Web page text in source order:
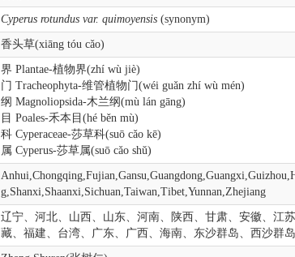
Cyperus rotundus var. quimoyensis (synonym)
香头草(xiāng tóu cǎo)
界 Plantae-植物界(zhí wù jiè)
门 Tracheophyta-维管植物门(wéi guǎn zhí wù mén)
纲 Magnoliopsida-木兰纲(mù lán gāng)
目 Poales-禾本目(hé běn mù)
科 Cyperaceae-莎草科(suō cǎo kē)
属 Cyperus-莎草属(suō cǎo shǔ)
g,Shanxi,Shaanxi,Sichuan,Taiwan,Tibet,Yunnan,Zhejiang
辽宁、河北、山西、山东、河南、陕西、甘肃、安徽、江
藏、福建、台湾、广东、广西、海南、东沙群岛、西沙群